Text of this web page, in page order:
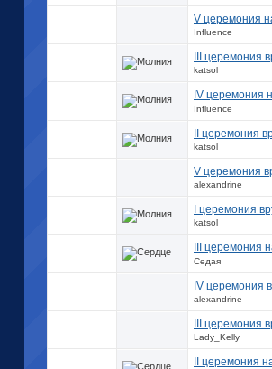
V церемония
Influence
III церемония
katsol
IV церемония
Influence
II церемония
katsol
V церемония
alexandrine
I церемония
katsol
III церемония
Седая
IV церемония
alexandrine
III церемония
Lady_Kelly
II церемония